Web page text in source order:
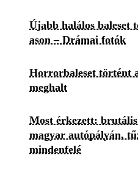
Újabb halálos baleset
ason – Drámai fotók
Horrorbaleset történt
meghalt
Most érkezett:
magyar autópályán,
mindenfelé